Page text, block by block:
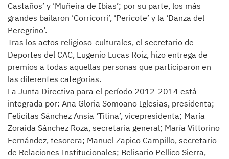
Castaños’ y ‘Muñeira de Ibias’; por su parte, los más
grandes bailaron ‘Corricorri’, ‘Pericote’ y la ‘Danza del
Peregrino’.
Tras los actos religioso-culturales, el secretario de
Deportes del CAC, Eugenio Lucas Roiz, hizo entrega de
premios a todas aquellas personas que participaron en
las diferentes categorías.
La Junta Directiva para el período 2012-2014 está
integrada por: Ana Gloria Somoano Iglesias, presidenta;
Felicitas Sánchez Ansia ‘Titina’, vicepresidenta; María
Zoraida Sánchez Roza, secretaria general; María Vittorino
Fernández, tesorera; Manuel Zapico Campillo, secretario
de Relaciones Institucionales; Belisario Pellico Sierra,